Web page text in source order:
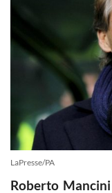
LaPresse/PA
Roberto Mancini